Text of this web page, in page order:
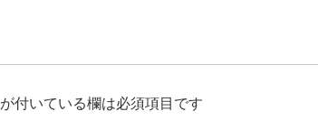
が付いている欄は必須項目です